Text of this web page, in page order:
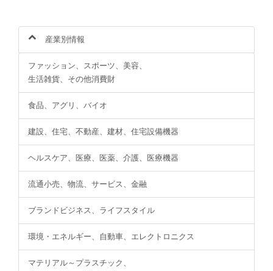
産業別情報
ファッション、スポーツ、美容、
生活雑貨、その他消費財
食品、アグリ、バイオ
建設、住宅、不動産、建材、住宅設備機器
ヘルスケア、医療、医薬、介護、医療機器
流通小売、物流、サービス、金融
ブランドビジネス、ライフスタイル
環境・エネルギー、自動車、エレクトロニクス
マテリアル～プラスチック、